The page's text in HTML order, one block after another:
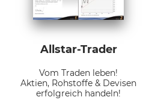
Allstar-Trader
Vom Traden leben!
Aktien, Rohstoffe & Devisen
erfolgreich handeln!